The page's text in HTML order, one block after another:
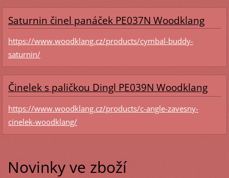
Saturnin činel panáček PE037N Woodklang
https://www.woodklang.cz/products/cymbal-buddy-
saturnin/
Činelek s paličkou Dingl PE039N Woodklang
https://www.woodklang.cz/products/c-angle-zavesny-
cinelek-woodklang/
Novinky ve zboží